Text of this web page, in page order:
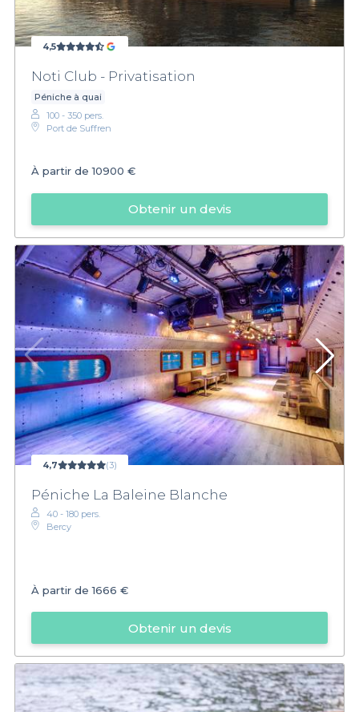
4,5
Noti Club - Privatisation
Péniche à quai
100 - 350 pers.
Port de Suffren
À partir de10900 €
Obtenir un devis
4,7 (3)
Péniche La Baleine Blanche
40 - 180 pers.
Bercy
À partir de1666 €
Obtenir un devis